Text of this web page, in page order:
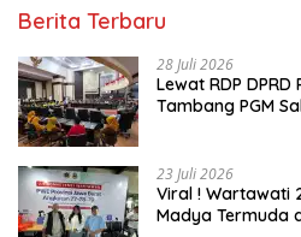
Berita Terbaru
28 Juli 2026
Lewat RDP DPRD
Tambang PGM
23 Juli 2026
Viral ! Wartawati
Madya Termuda